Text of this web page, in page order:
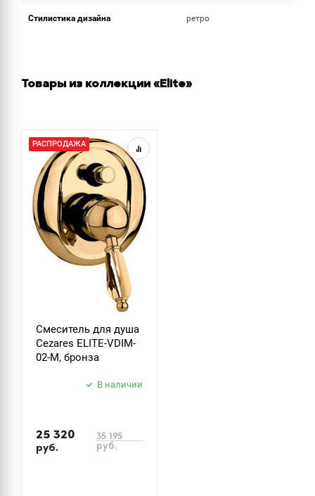
Стилистика дизайна ретро
Товары из коллекции «Elite»
РАСПРОДАЖА
Смеситель для душа
Cezares ELITE-VDIM-
02-M, бронза
В наличии
25 320
руб.
35 195
руб.